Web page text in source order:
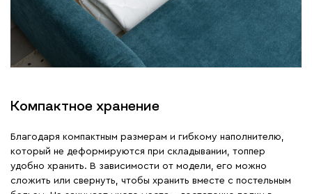
Компактное хранение
Благодаря компактным размерам и гибкому наполнителю,
который не деформируются при складывании, топпер
удобно хранить. В зависимости от модели, его можно
сложить или свернуть, чтобы хранить вместе с постельным